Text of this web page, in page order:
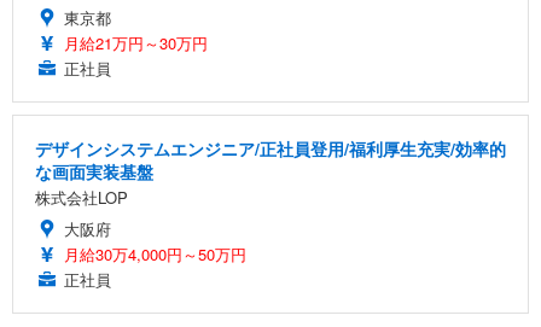
東京都
月給21万円～30万円
正社員
デザインシステムエンジニア/正社員登用/福利厚生充実/効率的
な画面実装基盤
株式会社LOP
大阪府
月給30万4,000円～50万円
正社員